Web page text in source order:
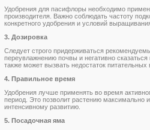
Удобрения для пасифлоры необходимо
производителя. Важно соблюдать частоту
конкретного удобрения и условий
3. Дозировка
Следует строго придерживаться
переувлажнению почвы и негативно
также может вызвать недостаток
4. Правильное время
Удобрения лучше применять во время
период. Это позволит растению максимально
интенсивному развитию.
5. Посадочная яма